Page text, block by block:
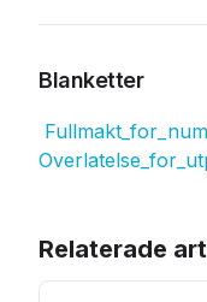
Blanketter
Relaterade